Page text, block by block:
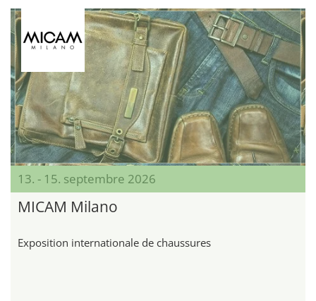
13. - 15. septembre 2026
MICAM Milano
Exposition internationale de chaussures